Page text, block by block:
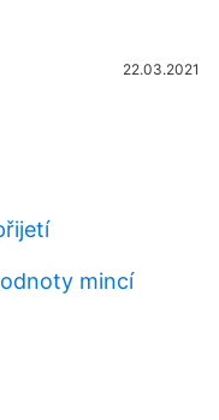
22.03.2021
mincí